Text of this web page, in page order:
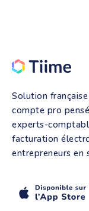
Solution
compte pro
experts-
facturation
entrepreneurs en